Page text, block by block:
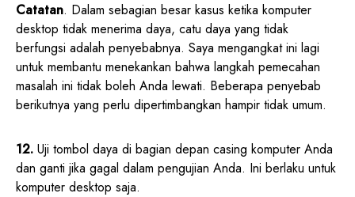
Catatan. Dalam sebagian besar kasus ketika komputer
desktop tidak menerima daya, catu daya yang tidak
berfungsi adalah penyebabnya. Saya mengangkat ini lagi
untuk membantu menekankan bahwa langkah pemecahan
masalah ini tidak boleh Anda lewati. Beberapa penyebab
berikutnya yang perlu dipertimbangkan hampir tidak umum.
12. Uji tombol daya di bagian depan casing komputer Anda
dan ganti jika gagal dalam pengujian Anda. Ini berlaku untuk
komputer desktop saja.